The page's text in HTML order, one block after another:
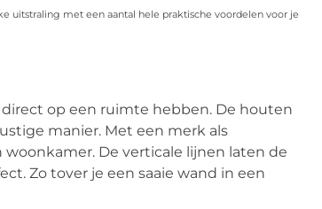
uitstraling met een aantal hele praktische voordelen voor je
op een ruimte hebben. De houten
manier. Met een merk als
De verticale lijnen laten de
Zo tover je een saaie wand in een